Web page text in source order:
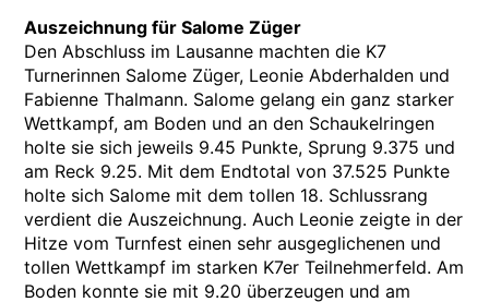
Auszeichnung für Salome Züger
Den Abschluss im Lausanne machten die K7
Turnerinnen Salome Züger, Leonie Abderhalden und
Fabienne Thalmann. Salome gelang ein ganz starker
Wettkampf, am Boden und an den Schaukelringen
holte sie sich jeweils 9.45 Punkte, Sprung 9.375 und
am Reck 9.25. Mit dem Endtotal von 37.525 Punkte
holte sich Salome mit dem tollen 18. Schlussrang
verdient die Auszeichnung. Auch Leonie zeigte in der
Hitze vom Turnfest einen sehr ausgeglichenen und
tollen Wettkampf im starken K7er Teilnehmerfeld. Am
Boden konnte sie mit 9.20 überzeugen und am